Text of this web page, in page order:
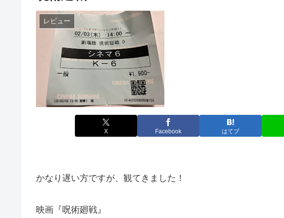
レビュー
X Facebook はてブ
かなり遅い方ですが、観てきました！
映画『呪術廻戦』